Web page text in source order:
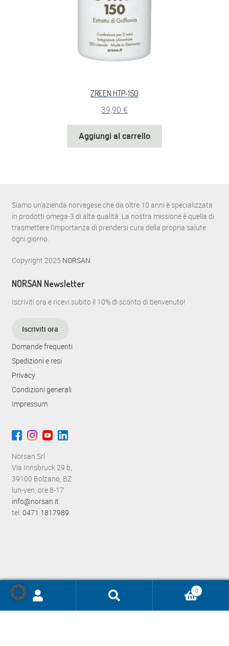
ZREEN HTP-150
39,90 €
Aggiungi al carrello
Siamo un’azienda norvegese che da oltre 10 anni è specializzata
in prodotti omega-3 di alta qualità. La nostra missione è quella di
trasmettere l’importanza di prendersi cura della propria salute
ogni giorno.
Copyright 2025 NORSAN
NORSAN Newsletter
Iscriviti ora e ricevi subito il 10% di sconto di benvenuto!
Iscriviti ora
Domande frequenti
Spedizioni e resi
Privacy
Condizioni generali
Impressum
Norsan Srl
Via Innsbruck 29 b,
39100 Bolzano, BZ
lun-ven, ore 8-17
info@norsan.it
tel: 0471 1817989
Ricerca
0